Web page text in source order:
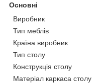
Основні
Виробник
Тип меблів
Країна виробник
Тип столу
Конструкція столу
Матеріал каркаса столу